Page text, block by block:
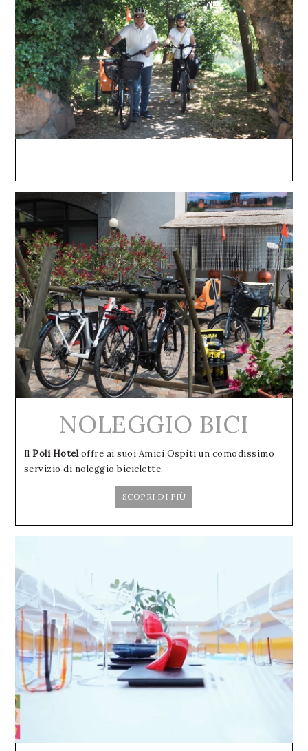
NOLEGGIO BICI
IlPoli Hoteloffre ai suoi Amici Ospiti un comodissimo
servizio di noleggio biciclette.
SCOPRI DI PIÙ